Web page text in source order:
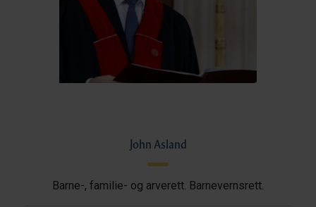
John Asland
Barne-, familie- og arverett. Barnevernsrett.